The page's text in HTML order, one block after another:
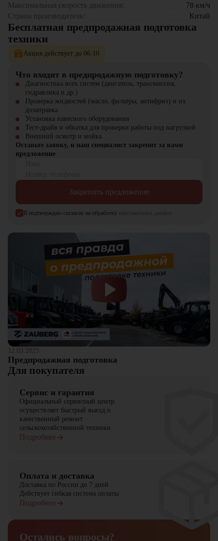
Эргономика
комфортабельная кабина с
панорамным обзором и
интеллектуальной панелью
Zoomlion QY90-V533 - это оптимальное сочетание
грузоподъемности, мобильности и технологичности. Техника
оснащена системами безопасности последнего поколения и
соответствует международным стандартам. Высокая
«ЦТО». Мы являемся официальным дилером и предлагаем новые
модели техники. На нашем сайте вы найдете широкий выбор
спецтехники, вилочной и малой складской техники, навесного
оборудования и запчастей.
Максимальная скорость движения:
78 км/ч
Страна производитель:
Китай
Бесплатная предпродажная подготовка
техники
Акция действует до 06.10
Что входит в предпродажную подготовку?
Диагностика всех систем (двигатель, трансмиссия,
гидравлика и др.)
Проверка жидкостей (масло, фильтры, антифриз) и их
дозаправка
Установка навесного оборудования
Тест-драйв и обкатка для проверки работы под нагрузкой
Внешний осмотр и мойка
Оставьте заявку, и наш специалист закрепит за вами
предложение
Закрепить предложение
Я подтверждаю согласие на обработку персональных данных
12.03.2025
Предпродажная подготовка
Для покупателя
Сервис и гарантия
Официальный сервисный центр
осуществляет быстрый выезд и
качественный ремонт
сельскохозяйственной техники
Подробнее
Оплата и доставка
Доставка по России до 7 дней
Действует гибкая система оплаты
Подробнее
Остались вопросы?